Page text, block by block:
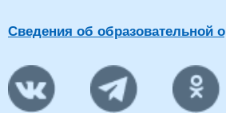
Сведения об образовательной